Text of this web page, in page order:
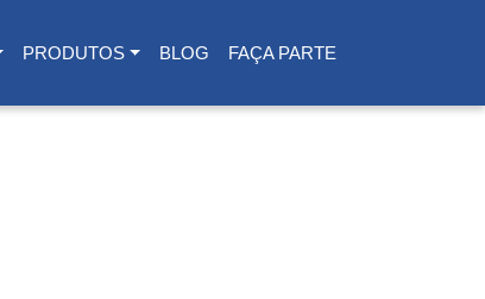
PRODUTOS BLOG FAÇA PARTE